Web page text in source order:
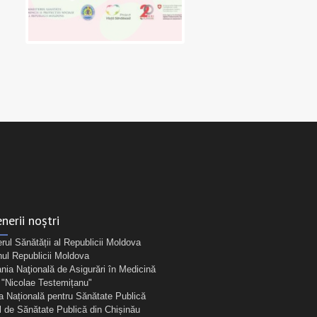
noștri
Sănătății al Republicii Moldova
Republicii Moldova
Naţională de Asigurări în Medicină
Testemițanu"
Națională pentru Sănătate Publică
de Sănătate Publică din Chișinău